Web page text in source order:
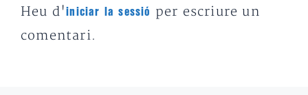
Heu d'iniciar la sessió
per escriure un
comentari.